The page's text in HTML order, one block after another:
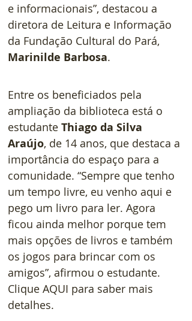
e informacionais”, destacou a
diretora de Leitura e Informação
da Fundação Cultural do Pará,
Marinilde Barbosa.
Entre os beneficiados pela
ampliação da biblioteca está o
estudante Thiago da Silva
Araújo, de 14 anos, que destaca a
importância do espaço para a
comunidade. “Sempre que tenho
um tempo livre, eu venho aqui e
pego um livro para ler. Agora
ficou ainda melhor porque tem
mais opções de livros e também
os jogos para brincar com os
amigos”, afirmou o estudante.
Clique AQUI para saber mais
detalhes.